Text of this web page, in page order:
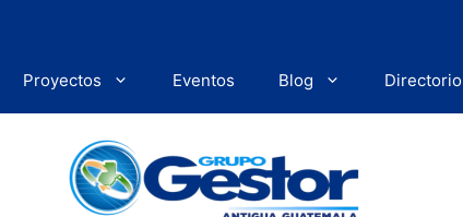
Proyectos Eventos Blog Directorio